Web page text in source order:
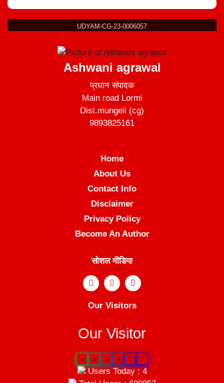
UDYAM-CG-23-0006057
Ashwani agrawal
प्रधान संपादक
Main road Lormi
Dist.mungeli (cg)
9893825161
Home
About Us
Contact Info
Disclaimer
Privacy Policy
Become An Author
सोशल मीडिया
Our Visitors
Our Visitor
6 0 8 9 5 7
Users Today : 4